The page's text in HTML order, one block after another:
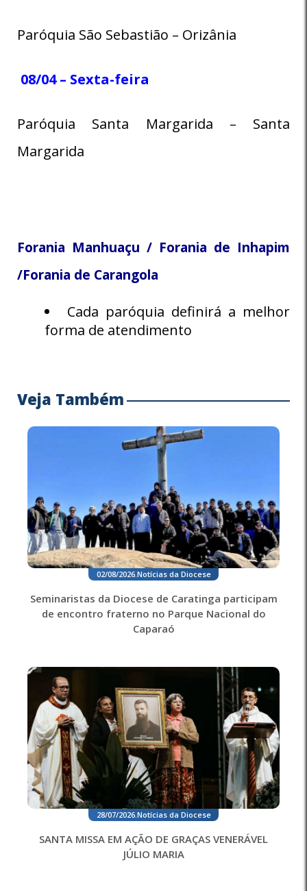
Paróquia São Sebastião – Orizânia
08/04 – Sexta-feira
Paróquia Santa Margarida – Santa
Margarida
Forania Manhuaçu / Forania de Inhapim
/Forania de Carangola
Cada paróquia definirá a melhor
forma de atendimento
Veja Também
02/08/2026. Notícias da Diocese
Seminaristas da Diocese de Caratinga participam
de encontro fraterno no Parque Nacional do
Caparaó
28/07/2026. Notícias da Diocese
SANTA MISSA EM AÇÃO DE GRAÇAS VENERÁVEL
JÚLIO MARIA